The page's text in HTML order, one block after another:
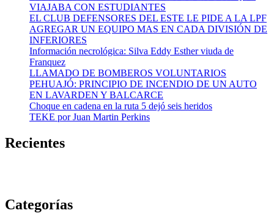
VIAJABA CON ESTUDIANTES
EL CLUB DEFENSORES DEL ESTE LE PIDE A LA LPF
AGREGAR UN EQUIPO MAS EN CADA DIVISIÓN DE
INFERIORES
Información necrológica: Silva Eddy Esther viuda de
Franquez
LLAMADO DE BOMBEROS VOLUNTARIOS
PEHUAJÓ: PRINCIPIO DE INCENDIO DE UN AUTO
EN LAVARDEN Y BALCARCE
Choque en cadena en la ruta 5 dejó seis heridos
TEKE por Juan Martin Perkins
Recientes
Categorías